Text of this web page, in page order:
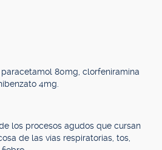
80mg, clorfeniramina
4mg.
los procesos agudos que cursan
de las vías respiratorias, tos,